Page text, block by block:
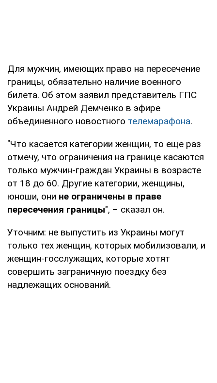
Для мужчин, имеющих право на пересечение
границы, обязательно наличие военного
билета. Об этом заявил представитель ГПС
Украины Андрей Демченко в эфире
объединенного новостного телемарафона.
"Что касается категории женщин, то еще раз
отмечу, что ограничения на границе касаются
только мужчин-граждан Украины в возрасте
от 18 до 60. Другие категории, женщины,
юноши, они не ограничены в праве
пересечения границы", – сказал он.
Уточним: не выпустить из Украины могут
только тех женщин, которых мобилизовали, и
женщин-госслужащих, которые хотят
совершить заграничную поездку без
надлежащих оснований.